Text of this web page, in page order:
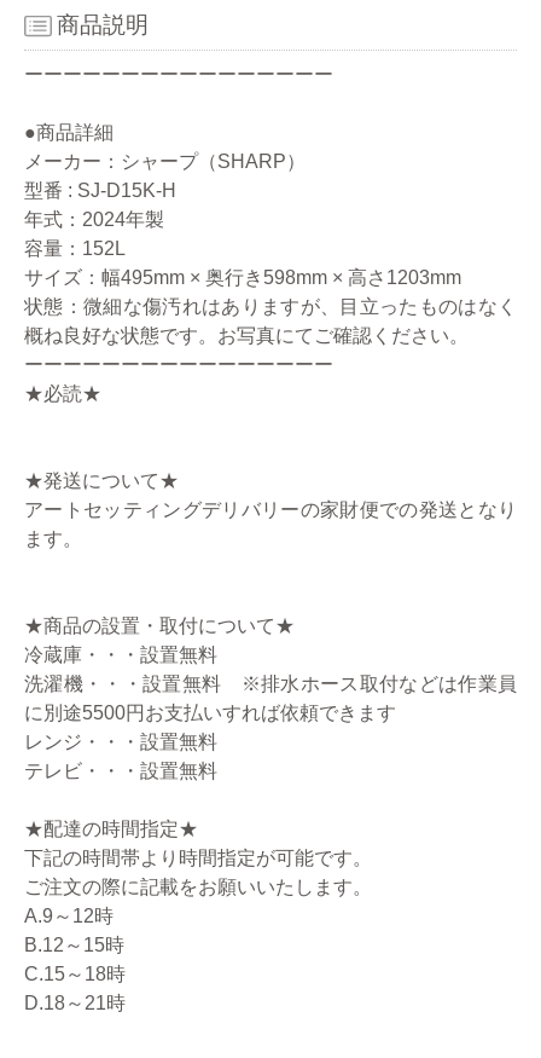
商品説明
ーーーーーーーーーーーーーーーー
●商品詳細
メーカー：シャープ（SHARP）
型番 : SJ-D15K-H
年式：2024年製
容量：152L
サイズ：幅495mm × 奥行き598mm × 高さ1203mm
状態：微細な傷汚れはありますが、目立ったものはなく
概ね良好な状態です。お写真にてご確認ください。
ーーーーーーーーーーーーーーーー
★必読★
★発送について★
アートセッティングデリバリーの家財便での発送となり
ます。
★商品の設置・取付について★
冷蔵庫・・・設置無料
洗濯機・・・設置無料 ※排水ホース取付などは作業員
に別途5500円お支払いすれば依頼できます
レンジ・・・設置無料
テレビ・・・設置無料
★配達の時間指定★
下記の時間帯より時間指定が可能です。
ご注文の際に記載をお願いいたします。
A.9～12時
B.12～15時
C.15～18時
D.18～21時